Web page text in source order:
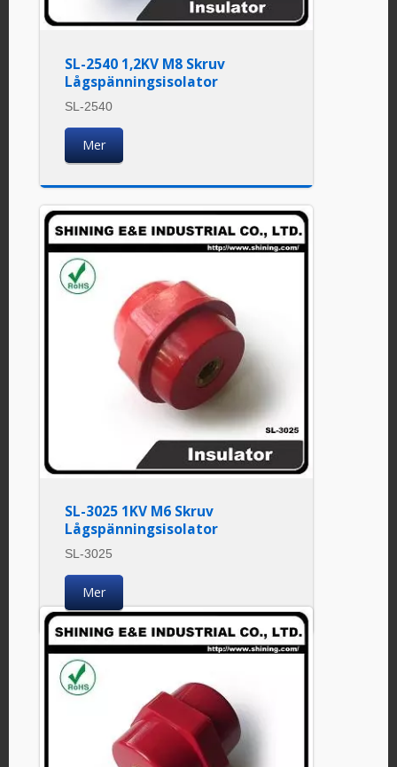
SL-2540 1,2KV M8 Skruv
Lågspänningsisolator
SL-2540
Mer
SL-3025 1KV M6 Skruv
Lågspänningsisolator
SL-3025
Mer